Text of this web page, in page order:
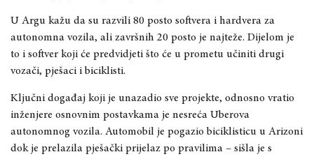
U Argu kažu da su razvili 80 posto softvera i hardvera za
autonomna vozila, ali završnih 20 posto je najteže. Dijelom je
to i softver koji će predvidjeti što će u prometu učiniti drugi
vozači, pješaci i biciklisti.
Ključni događaj koji je unazadio sve projekte, odnosno vratio
inženjere osnovnim postavkama je nesreća Uberova
autonomnog vozila. Automobil je pogazio biciklisticu u Arizoni
dok je prelazila pješački prijelaz po pravilima – sišla je s